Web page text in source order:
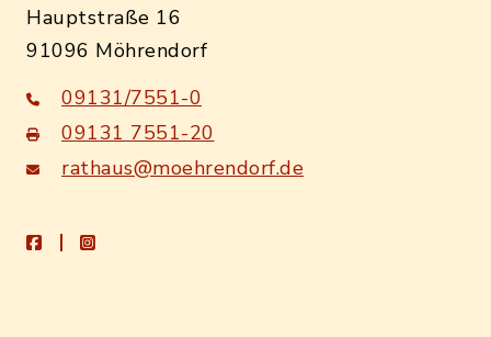
Hauptstraße 16
91096 Möhrendorf
09131/7551-0
09131 7551-20
rathaus@moehrendorf.de
facebookinstagram